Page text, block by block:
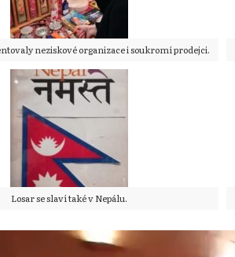
neziskové organizace i soukromí prodejci.
Losar se slaví také v Nepálu.